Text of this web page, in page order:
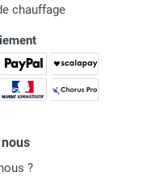
chauffage
?